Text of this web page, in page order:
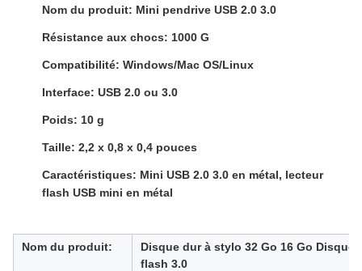
Nom du produit: Mini pendrive USB 2.0 3.0
Résistance aux chocs: 1000 G
Compatibilité: Windows/Mac OS/Linux
Interface: USB 2.0 ou 3.0
Poids: 10 g
Taille: 2,2 x 0,8 x 0,4 pouces
Caractéristiques: Mini USB 2.0 3.0 en métal, lecteur
flash USB mini en métal
Nom du produit:
Disque dur à stylo 32 Go 16 Go
flash 3.0